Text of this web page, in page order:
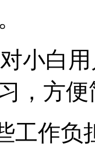
小白
，方便
工作负